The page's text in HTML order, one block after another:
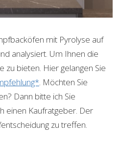
mit Pyrolyse auf
analysiert. Um Ihnen die
zu bieten. Hier gelangen Sie
. Möchten Sie
Dann bitte ich Sie
einen Kaufratgeber. Der
zu treffen.